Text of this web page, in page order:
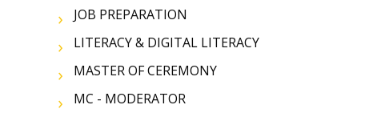
JOB PREPARATION
LITERACY & DIGITAL LITERACY
MASTER OF CEREMONY
MC - MODERATOR